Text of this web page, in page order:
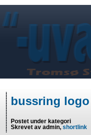
bussring logo
Postet under kategori
Skrevet av admin, shortlink